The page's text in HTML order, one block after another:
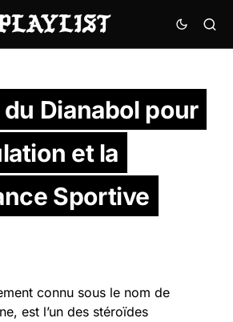
Dianabol pour
et la
Sportive
connu sous le nom de
est l’un des stéroïdes